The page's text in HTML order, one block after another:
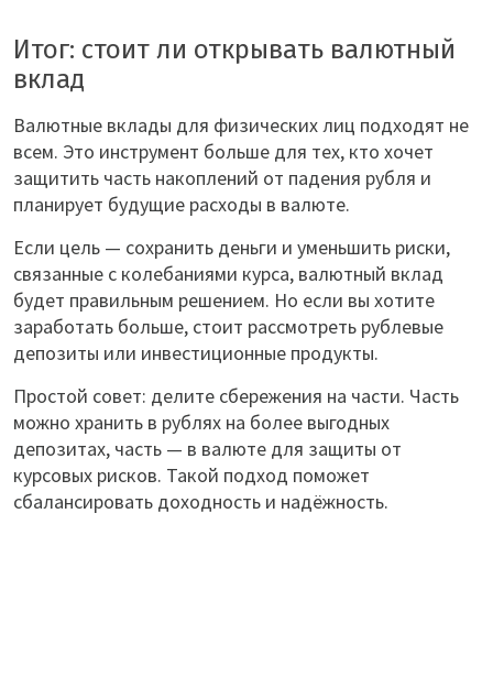
Итог: стоит ли открывать валютный
вклад
Валютные вклады для физических лиц подходят не
всем. Это инструмент больше для тех, кто хочет
защитить часть накоплений от падения рубля и
планирует будущие расходы в валюте.
Если цель — сохранить деньги и уменьшить риски,
связанные с колебаниями курса, валютный вклад
будет правильным решением. Но если вы хотите
заработать больше, стоит рассмотреть рублевые
депозиты или инвестиционные продукты.
Простой совет: делите сбережения на части. Часть
можно хранить в рублях на более выгодных
депозитах, часть — в валюте для защиты от
курсовых рисков. Такой подход поможет
сбалансировать доходность и надёжность.